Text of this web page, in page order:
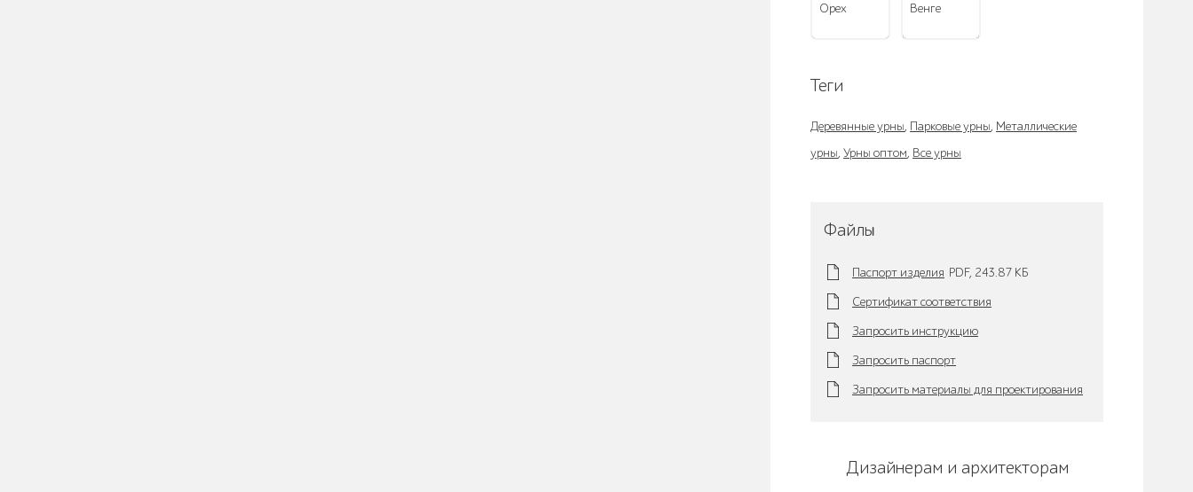
орех венге
Теги
Деревянные урны, Парковые урны, Металлические
урны, Урны оптом, Все урны
Файлы
Паспорт изделия PDF, 243.87 KБ
Сертификат соответствия
Запросить инструкцию
Запросить паспорт
Запросить материалы для проектирования
Дизайнерам и архитекторам